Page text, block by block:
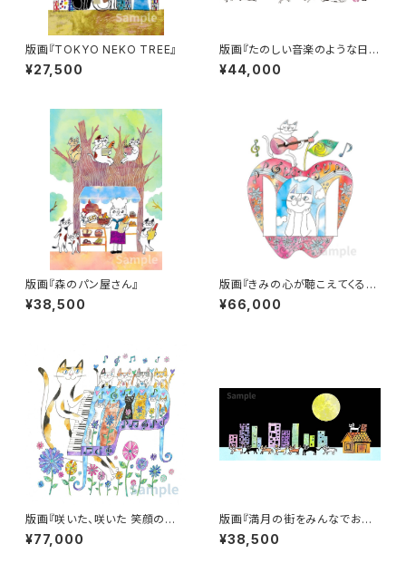
版画『TOKYO NEKO TREE』
¥27,500
版画『たのしい音楽のような日
で』
¥44,000
版画『森のパン屋さん』
¥38,500
版画『きみの心が聴こえてくる
よ』
¥66,000
版画『咲いた、咲いた 笑顔の花
が』
¥77,000
版画『満月の街をみんなでお散
歩』
¥38,500